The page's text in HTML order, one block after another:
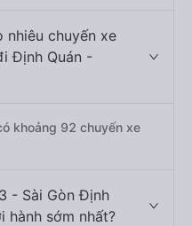
nhiêu chuyến xe
Định Quán -
khoảng 92 chuyến xe
- Sài Gòn Định
hành sớm nhất?